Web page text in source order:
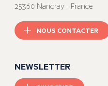
25360 Nancray - France
NOUS CONTACTER
NEWSLETTER